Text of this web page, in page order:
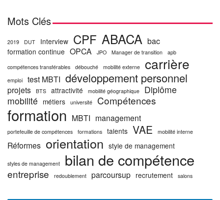
Mots Clés
2019 DUT Interview CPF ABACA bac
formation continue OPCA JPO Manager de transition
apb
compétences transférables
débouché mobilité externe carrière
emploi test MBTI développement personnel
projets BTS attractivité mobilité géographique
Diplôme
mobilité métiers université Compétences
formation MBTI management
portefeuille de compétences formations talents VAE mobilité interne
Réformes orientation style de management
styles de management bilan de compétence
entreprise redoublement parcoursup recrutement salons